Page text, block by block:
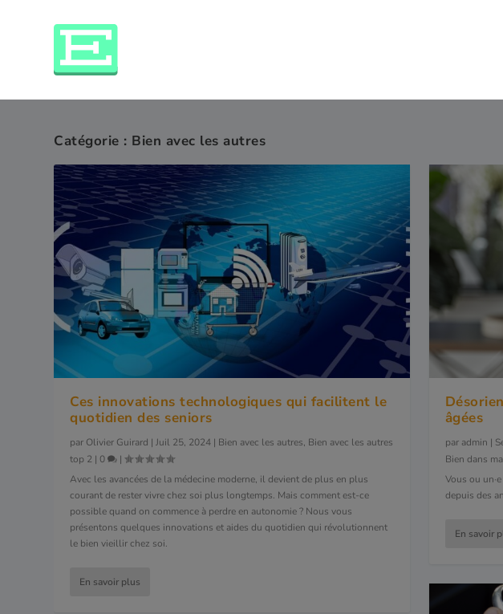
Catégorie : Bien avec les autres
Ces innovations technologiques qui facilitent le
quotidien des seniors
par Olivier Guirard |Juil 25, 2024 | Bien avec les autres, Bien avec les autres
top 2 | 0
|
Avec les avancées de la médecine moderne, il devient de plus en plus
courant de rester vivre chez soi plus longtemps. Mais comment est-ce
possible quand on commence à perdre en autonomie ? Nous vous
présentons quelques innovations et aides du quotidien qui révolutionnent
le bien vieillir chez soi.
En savoir plus
âgées
par admin |
Bien dans
Vous ou
depuis des
En savoir